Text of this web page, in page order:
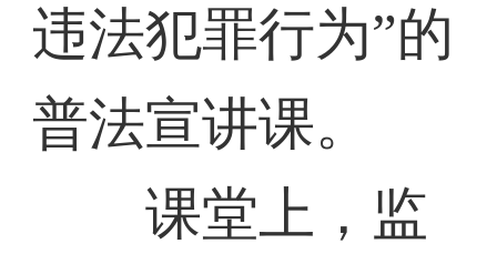
违法犯罪行为”的
普法宣讲课。
课堂上，监